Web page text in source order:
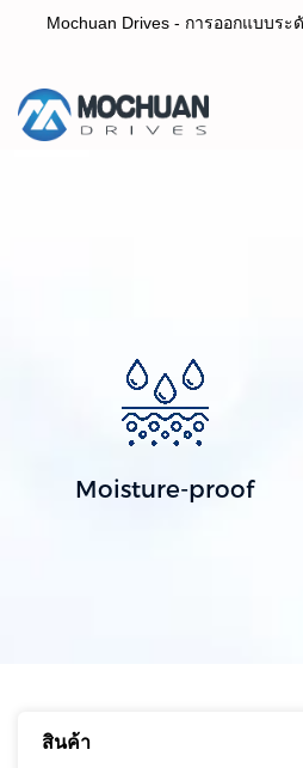
Mochuan Drives - การออกแบบร
ออกแบบอย่างมืออาชี
Moisture-proof
สินค้า